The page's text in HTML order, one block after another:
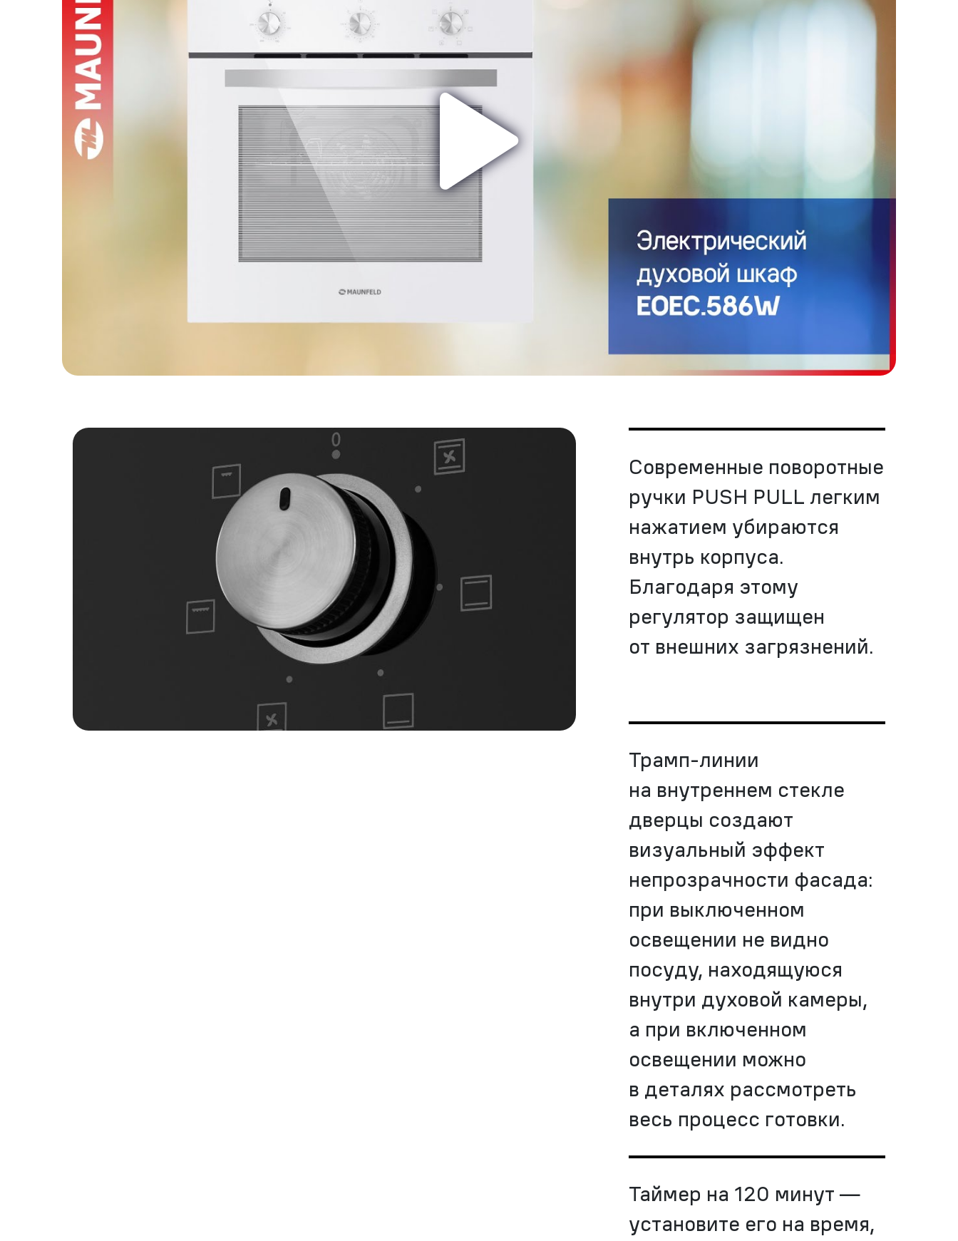
Современные поворотные
ручки PUSH PULL легким
нажатием убираются
внутрь корпуса.
Благодаря этому
регулятор защищен
от внешних загрязнений.
Трамп-линии
на внутреннем стекле
дверцы создают
визуальный эффект
непрозрачности фасада:
при выключенном
освещении не видно
посуду, находящуюся
внутри духовой камеры,
а при включенном
освещении можно
в деталях рассмотреть
весь процесс готовки.
Таймер на 120 минут —
установите его на время,